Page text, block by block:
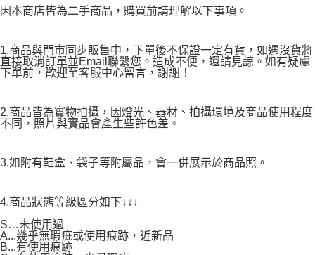
請求用戶進行身份認證。
因本商店皆為二手商品，購買前請理解以下事項。
1.商品與門市同步販售中，下單後不保證一定有貨，如遇沒貨將
直接取消訂單並Email聯繫您。造成不便，還請見諒。如有疑慮
下單前，歡迎至客服中心留言，謝謝！
2.商品皆為實物拍攝，因燈光、器材、拍攝環境及商品使用程度
不同，照片與實品會產生些許色差。
3.如附有鞋盒、袋子等附屬品，會一併展示於商品照。
4.商品狀態等級區分如下↓↓↓
S…未使用過
A...幾乎無瑕疵或使用痕跡，近新品
B...有使用痕跡